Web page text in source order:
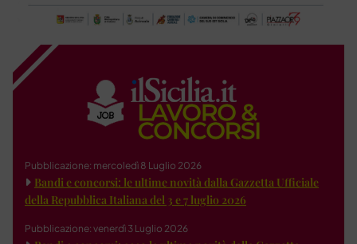
Pubblicazione: mercoledì 8 Luglio 2026
Bandi e concorsi: le ultime novità dalla Gazzetta Ufficiale
della Repubblica Italiana del 3 e 7 luglio 2026
Pubblicazione: venerdì 3 Luglio 2026